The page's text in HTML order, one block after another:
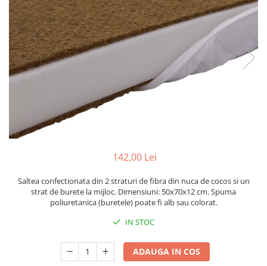
Saci si invelitoare
Adaptoare
Umbrele carucioare
Accesorii diverse carucioare
Landouri pentru bebelusi
Patuturi copii
Patuturi lemn pana la 120 x 60 cm
Pat tineret
Patuturi pliabile si tarcuri de joaca
Saltele patut copii
Saltele de la 120 x 60 cm
Saltele de la 140 x 70 cm
142,00 Lei
Saltea confectionata din 2 straturi de fibra din nuca de cocos si un
strat de burete la mijloc. Dimensiuni: 50x70x12 cm. Spuma
poliuretanica (buretele) poate fi alb sau colorat.
IN STOC
ADAUGA IN COS